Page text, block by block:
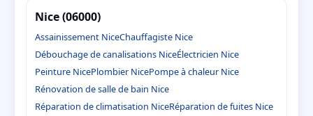
Nice (06000)
Assainissement NiceChauffagiste Nice
Débouchage de canalisations NiceÉlectricien Nice
Peinture NicePlombier NicePompe à chaleur Nice
Rénovation de salle de bain Nice
Réparation de climatisation NiceRéparation de fuites Nice